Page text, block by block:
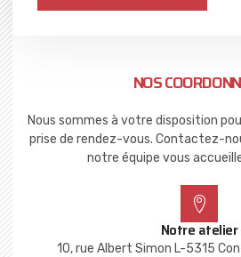
NOS
Nous sommes à votre disposition
prise de rendez-vous. Contactez-
notre équipe vous
Notre atelier
10, rue Albert Simon L-5315